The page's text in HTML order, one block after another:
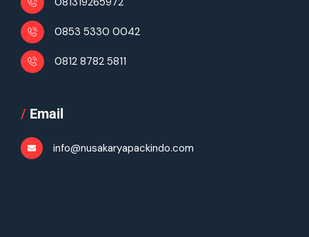
0853 5330 0042
0812 8782 5811
/ Email
info@nusakaryapackindo.com